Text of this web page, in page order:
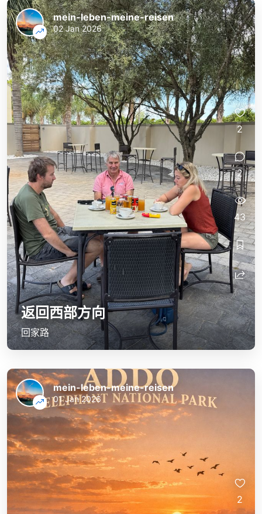
返回西部方向
回家路
mein-leben-meine-reisen
02 Jan 2026
2
2
43
mein-leben-meine-reisen
01 Jan 2026
2